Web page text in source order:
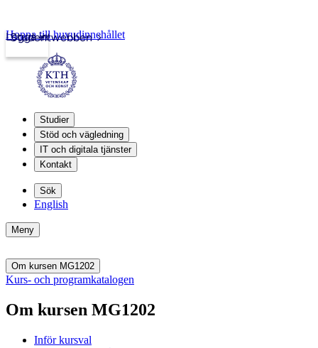
Studentwebben
Logga in
Hoppa till huvudinnehållet
Studier
Stöd och vägledning
IT och digitala tjänster
Kontakt
Sök
English
Meny
Om kursen MG1202
Kurs- och programkatalogen
Om kursen MG1202
Inför kursval